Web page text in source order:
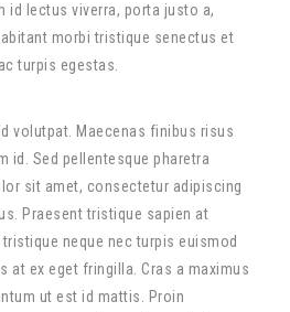
id lectus viverra, porta justo a,
morbi tristique senectus et
turpis egestas.
volutpat. Maecenas finibus risus
id. Sed pellentesque pharetra
sit amet, consectetur adipiscing
Praesent tristique sapien at
neque nec turpis euismod
at ex eget fringilla. Cras a maximus
ut est id mattis. Proin